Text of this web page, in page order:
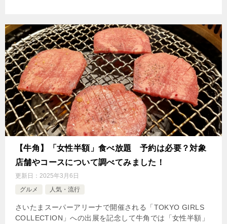
【牛角】「女性半額」食べ放題 予約は必要？対象
店舗やコースについて調べてみました！
更新日： 2025年3月6日
グルメ
人気・流行
さいたまスーパーアリーナで開催される「TOKYO GIRLS
COLLECTION」への出展を記念して牛角では「女性半額」